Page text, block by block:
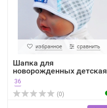
избранное сравнить
Шапка для
новорожденных детская
Bexa
36
(0)